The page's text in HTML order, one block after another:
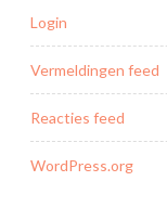
Login
Vermeldingen feed
Reacties feed
WordPress.org